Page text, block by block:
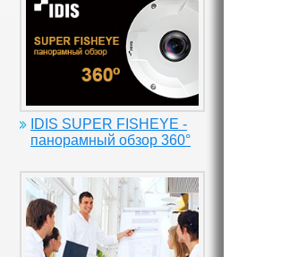
IDIS SUPER FISHEYE -
панорамный обзор 360°